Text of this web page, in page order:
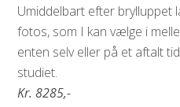
Umiddelbart efter brylluppet
fotos, som I kan vælge i
enten selv eller på et aftalt
studiet.
Kr. 8285,-